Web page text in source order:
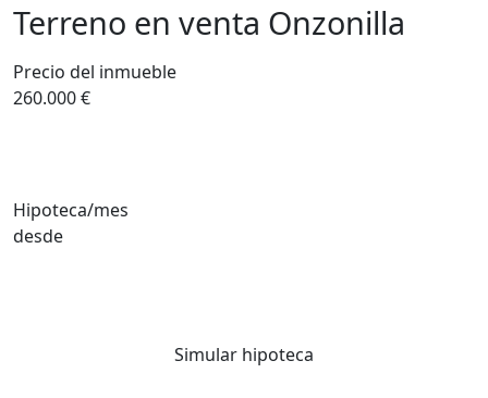
Terreno en venta Onzonilla
Precio del inmueble
260.000 €
Hipoteca/mes
desde
Simular hipoteca